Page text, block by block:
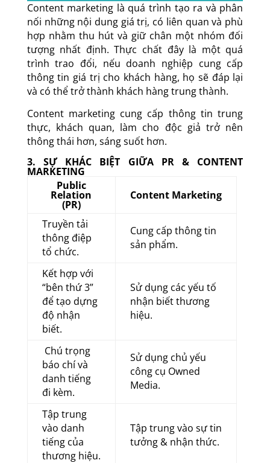
Content marketing là quá trình tạo ra và phân
nối những nội dung giá trị, có liên quan và phù
hợp nhằm thu hút và giữ chân một nhóm đối
tượng nhất định. Thực chất đây là một quá
trình trao đổi, nếu doanh nghiệp cung cấp
thông tin giá trị cho khách hàng, họ sẽ đáp lại
và có thể trở thành khách hàng trung thành.
Content marketing cung cấp thông tin trung
thực, khách quan, làm cho độc giả trở nên
thông thái hơn, sáng suốt hơn.
3. SỰ KHÁC BIỆT GIỮA PR & CONTENT
MARKETING
Public
Relation
(PR)
Content Marketing
Truyền tải
thông điệp
tổ chức.
Cung cấp thông tin
sản phẩm.
Kết hợp với
“bên thứ 3”
để tạo dựng
độ nhận
biết.
Sử dụng các yếu tố
nhận biết thương
hiệu.
Chú trọng
báo chí và
danh tiếng
đi kèm.
Sử dụng chủ yếu
công cụ Owned
Media.
Tập trung
vào danh
tiếng của
thương hiệu.
Tập trung vào sự tin
tưởng & nhận thức.